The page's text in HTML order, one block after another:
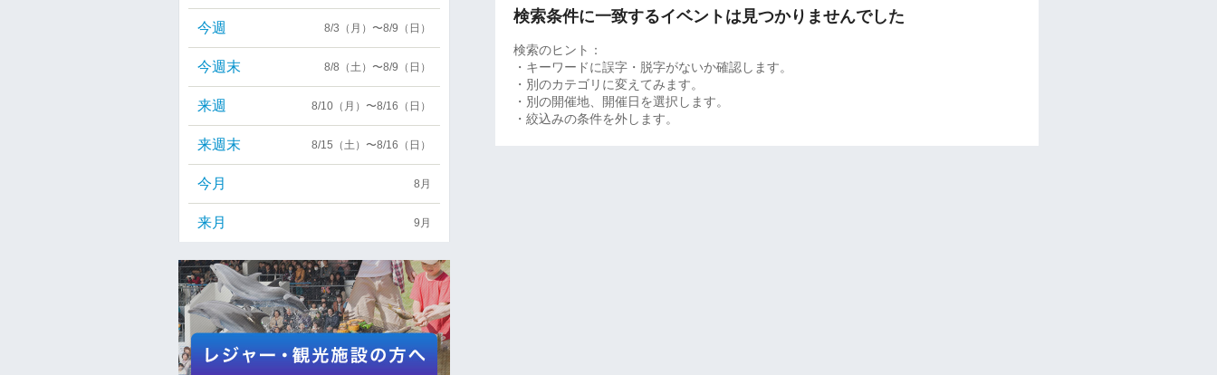
検索条件に一致するイベントは見つかりませんでした
検索のヒント：
・キーワードに誤字・脱字がないか確認します。
・別のカテゴリに変えてみます。
・別の開催地、開催日を選択します。
・絞込みの条件を外します。
今週 8/3（月）〜8/9（日）
今週末 8/8（土）〜8/9（日）
来週 8/10（月）〜8/16（日）
来週末 8/15（土）〜8/16（日）
今月 8月
来月 9月